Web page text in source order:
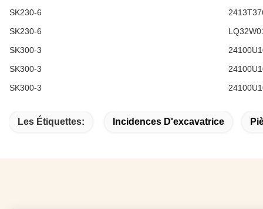
SK230-6
SK230-6
SK300-3
SK300-3
SK300-3
Les Étiquettes: Incidences D'excavatrice